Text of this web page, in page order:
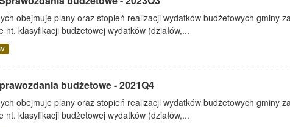
obejmuje plany oraz stopień realizacji wydatków budżetowych gminy
nt. klasyfikacji budżetowej wydatków (działów,...
budżetowe - 2021Q4
obejmuje plany oraz stopień realizacji wydatków budżetowych gminy
nt. klasyfikacji budżetowej wydatków (działów,...